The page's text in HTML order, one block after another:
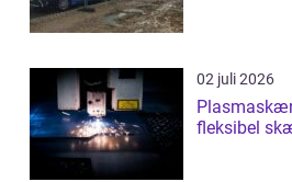
02 juli 2026
fleksibel